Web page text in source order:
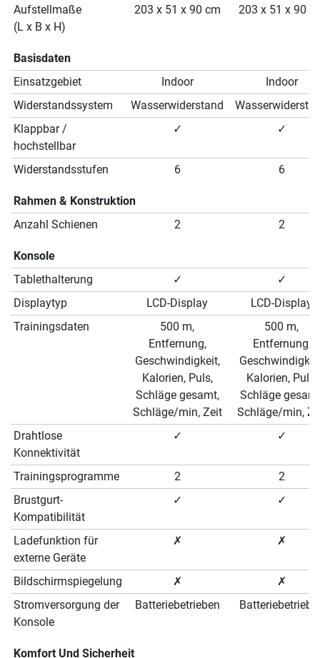
Aufstellmaße
(L x B x H)
203 x 51 x 90 cm 203 x 51 x 90
Basisdaten
Einsatzgebiet
Indoor
Indoor
Widerstandssystem
Wasserwiderstand
Klappbar /
hochstellbar
✓ ✓
Widerstandsstufen 6 6
Rahmen & Konstruktion
Anzahl Schienen
2 2
Konsole
Tablethalterung
✓
✓
Displaytyp
LCD-Display
LCD-Display
Trainingsdaten
500 m,
Entfernung,
Geschwindigkeit,
Kalorien, Puls,
Schläge gesamt,
Schläge/min, Zeit
500 m,
Entfernung,
Kalorien, Puls,
Schläge
Schläge/min,
Drahtlose
Konnektivität
✓ ✓
Trainingsprogramme 2
2
Brustgurt-
Kompatibilität
✓ ✓
Ladefunktion für
externe Geräte
✗ ✗
Bildschirmspiegelung ✗
✗
Stromversorgung der
Konsole
Batteriebetrieben
Komfort Und Sicherheit